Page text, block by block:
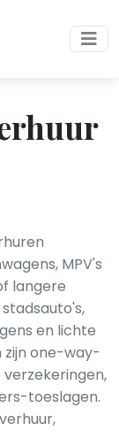
MPV's
langere
en lichte
zijn one-way-
toeslagen.